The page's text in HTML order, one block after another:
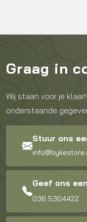
Graag in
Wij staan voor je
onderstaande
Stuur ons
Geef ons
036 5304422